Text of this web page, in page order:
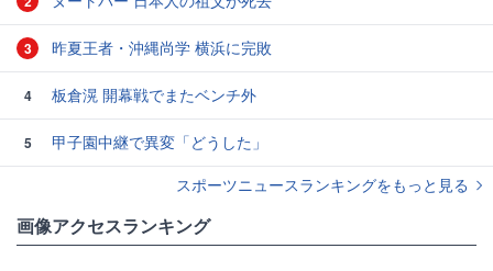
3 昨夏王者・沖縄尚学 横浜に完敗
4 板倉滉 開幕戦でまたベンチ外
5
甲子園中継で異変「どうした」
スポーツニュースランキングをもっと見る
画像アクセスランキング